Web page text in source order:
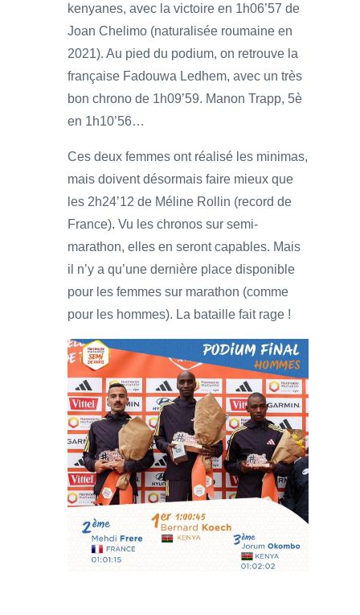
kenyanes, avec la victoire en 1h06’57 de
Joan Chelimo (naturalisée roumaine en
2021). Au pied du podium, on retrouve la
française Fadouwa Ledhem, avec un très
bon chrono de 1h09’59. Manon Trapp, 5è
en 1h10’56…
Ces deux femmes ont réalisé les minimas,
mais doivent désormais faire mieux que
les 2h24’12 de Méline Rollin (record de
France). Vu les chronos sur semi-
marathon, elles en seront capables. Mais
il n’y a qu’une dernière place disponible
pour les femmes sur marathon (comme
pour les hommes). La bataille fait rage !